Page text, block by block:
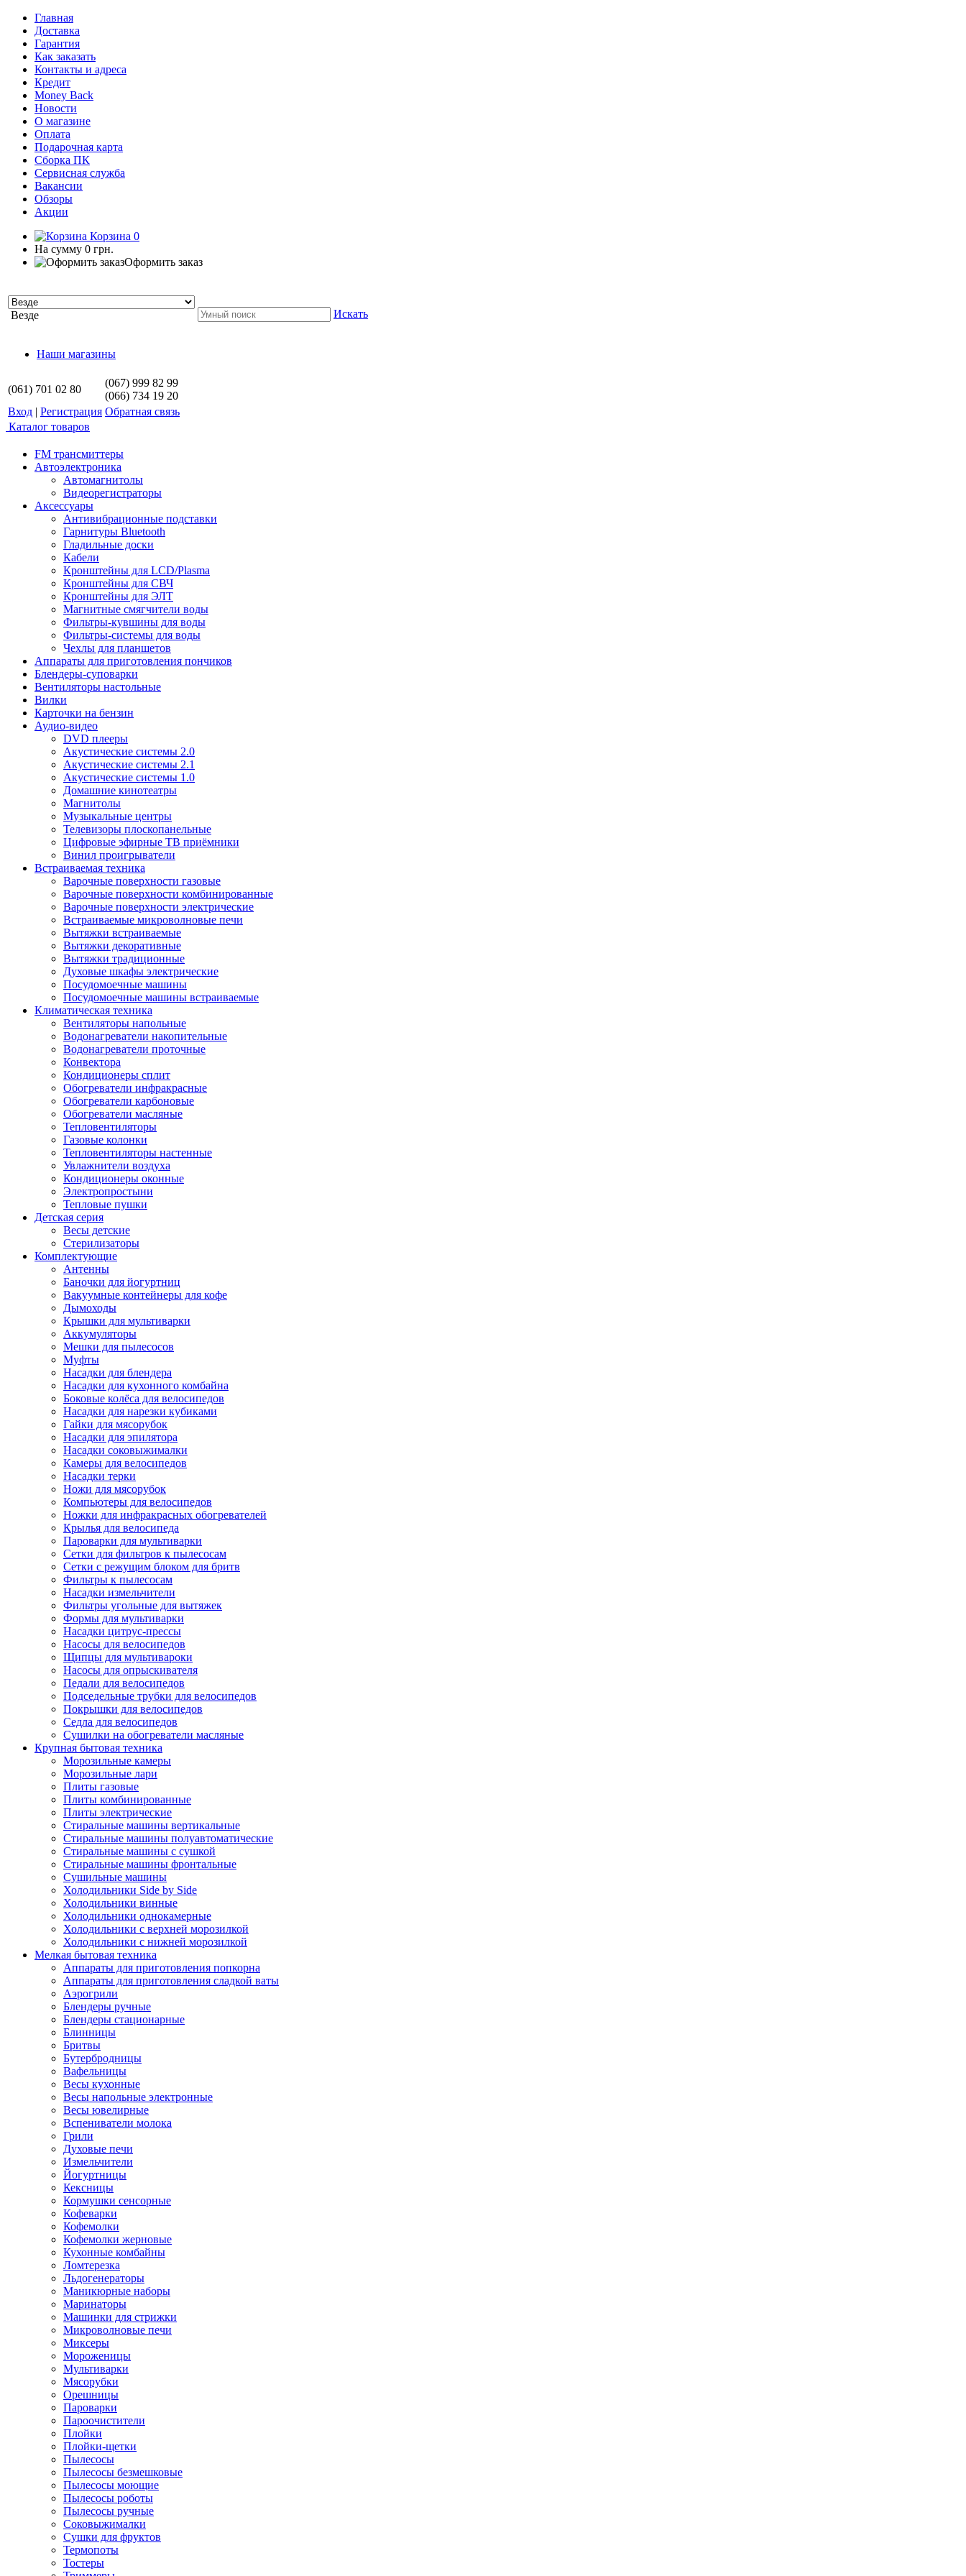
Главная
Доставка
Гарантия
Как заказать
Контакты и адреса
Кредит
Money Back
Новости
О магазине
Оплата
Подарочная карта
Сборка ПК
Сервисная служба
Вакансии
Обзоры
Акции
Корзина 0
На сумму 0 грн.
Оформить заказ
Везде Искать
Наши магазины
(061) 701 02 80
(067) 999 82 99
(066) 734 19 20
Вход | Регистрация Обратная связь
Каталог товаров
FM трансмиттеры
Автоэлектроника
Автомагнитолы
Видеорегистраторы
Аксессуары
Антивибрационные подставки
Гарнитуры Bluetooth
Гладильные доски
Кабели
Кронштейны для LCD/Plasma
Кронштейны для СВЧ
Кронштейны для ЭЛТ
Магнитные смягчители воды
Фильтры-кувшины для воды
Фильтры-системы для воды
Чехлы для планшетов
Аппараты для приготовления пончиков
Блендеры-суповарки
Вентиляторы настольные
Вилки
Карточки на бензин
Аудио-видео
DVD плееры
Акустические системы 2.0
Акустические системы 2.1
Акустические системы 1.0
Домашние кинотеатры
Магнитолы
Музыкальные центры
Телевизоры плоскопанельные
Цифровые эфирные ТВ приёмники
Винил проигрыватели
Встраиваемая техника
Варочные поверхности газовые
Варочные поверхности комбинированные
Варочные поверхности электрические
Встраиваемые микроволновые печи
Вытяжки встраиваемые
Вытяжки декоративные
Вытяжки традиционные
Духовые шкафы электрические
Посудомоечные машины
Посудомоечные машины встраиваемые
Климатическая техника
Вентиляторы напольные
Водонагреватели накопительные
Водонагреватели проточные
Конвектора
Кондиционеры сплит
Обогреватели инфракрасные
Обогреватели карбоновые
Обогреватели масляные
Тепловентиляторы
Газовые колонки
Тепловентиляторы настенные
Увлажнители воздуха
Кондиционеры оконные
Электропростыни
Тепловые пушки
Детская серия
Весы детские
Стерилизаторы
Комплектующие
Антенны
Баночки для йогуртниц
Вакуумные контейнеры для кофе
Дымоходы
Крышки для мультиварки
Аккумуляторы
Мешки для пылесосов
Муфты
Насадки для блендера
Насадки для кухонного комбайна
Боковые колёса для велосипедов
Насадки для нарезки кубиками
Гайки для мясорубок
Насадки для эпилятора
Насадки соковыжималки
Камеры для велосипедов
Насадки терки
Ножи для мясорубок
Компьютеры для велосипедов
Ножки для инфракрасных обогревателей
Крылья для велосипеда
Пароварки для мультиварки
Сетки для фильтров к пылесосам
Сетки с режущим блоком для бритв
Фильтры к пылесосам
Насадки измельчители
Фильтры угольные для вытяжек
Формы для мультиварки
Насадки цитрус-прессы
Насосы для велосипедов
Щипцы для мультивароки
Насосы для опрыскивателя
Педали для велосипедов
Подседельные трубки для велосипедов
Покрышки для велосипедов
Седла для велосипедов
Сушилки на обогреватели масляные
Крупная бытовая техника
Морозильные камеры
Морозильные лари
Плиты газовые
Плиты комбинированные
Плиты электрические
Стиральные машины вертикальные
Стиральные машины полуавтоматические
Стиральные машины с сушкой
Стиральные машины фронтальные
Сушильные машины
Холодильники Side by Side
Холодильники винные
Холодильники однокамерные
Холодильники с верхней морозилкой
Холодильники с нижней морозилкой
Мелкая бытовая техника
Аппараты для приготовления попкорна
Аппараты для приготовления сладкой ваты
Аэрогрили
Блендеры ручные
Блендеры стационарные
Блинницы
Бритвы
Бутербродницы
Вафельницы
Весы кухонные
Весы напольные электронные
Весы ювелирные
Вспениватели молока
Грили
Духовые печи
Измельчители
Йогуртницы
Кексницы
Кормушки сенсорные
Кофеварки
Кофемолки
Кофемолки жерновые
Кухонные комбайны
Ломтерезка
Льдогенераторы
Маникюрные наборы
Маринаторы
Машинки для стрижки
Микроволновые печи
Миксеры
Мороженицы
Мультиварки
Мясорубки
Орешницы
Пароварки
Пароочистители
Плойки
Плойки-щетки
Пылесосы
Пылесосы безмешковые
Пылесосы моющие
Пылесосы роботы
Пылесосы ручные
Соковыжималки
Сушки для фруктов
Термопоты
Тостеры